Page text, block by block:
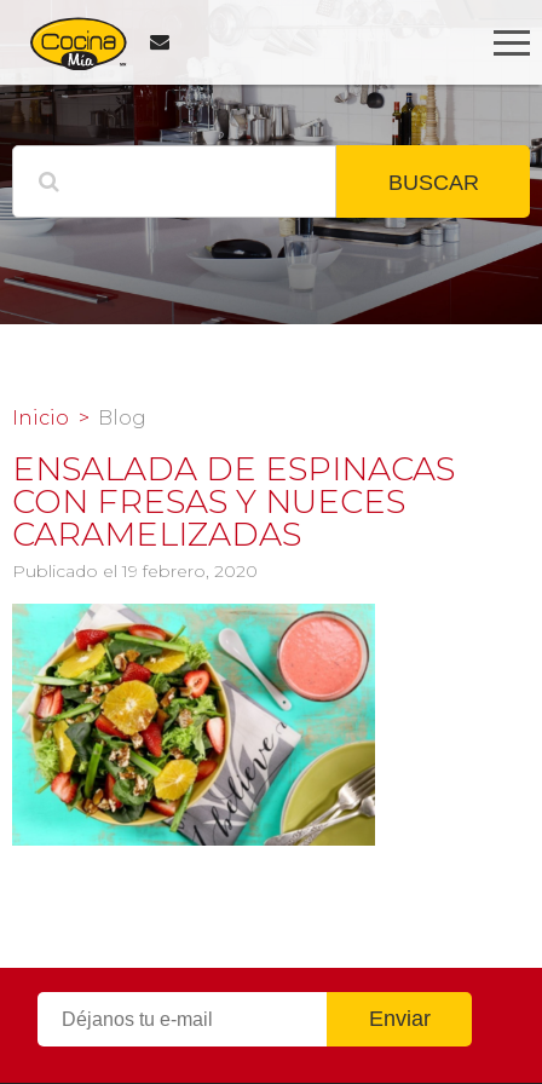
BUSCAR
Inicio Blog
ENSALADA DE ESPINACAS
CON FRESAS Y NUECES
CARAMELIZADAS
Publicado el 19 febrero, 2020